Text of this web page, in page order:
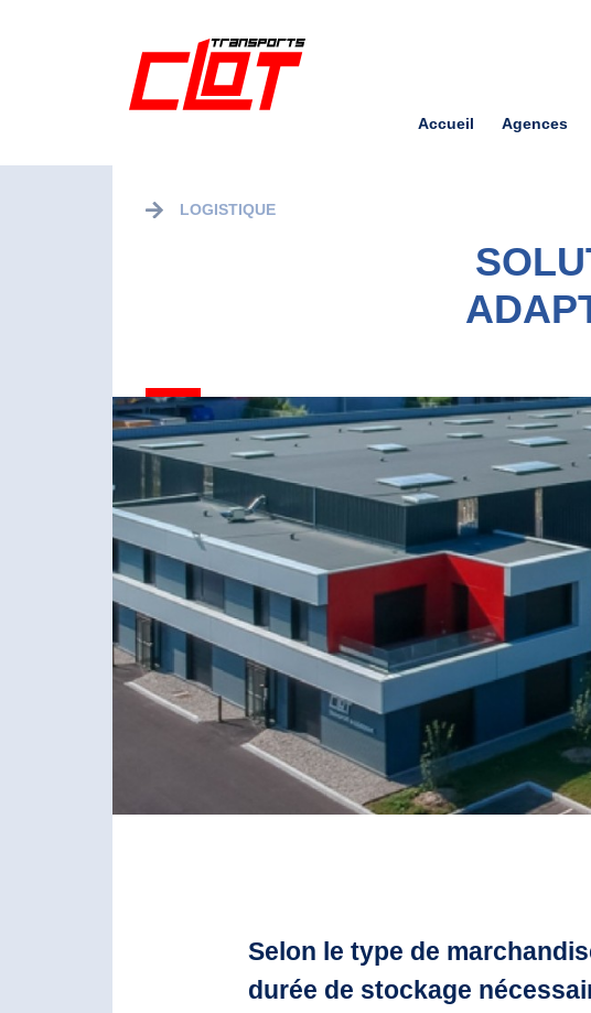
Accueil Agences
LOGISTIQUE
Selon le type de
durée de stockage